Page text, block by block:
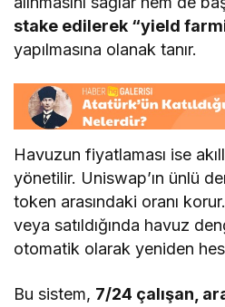
stake edilerek “yield
yapılmasına olanak tanır.
Havuzun fiyatlaması ise
yönetilir. Uniswap’ın ünlü
token arasındaki oranı
veya satıldığında havuz
otomatik olarak yeniden
Bu sistem, 7/24 çalışan,